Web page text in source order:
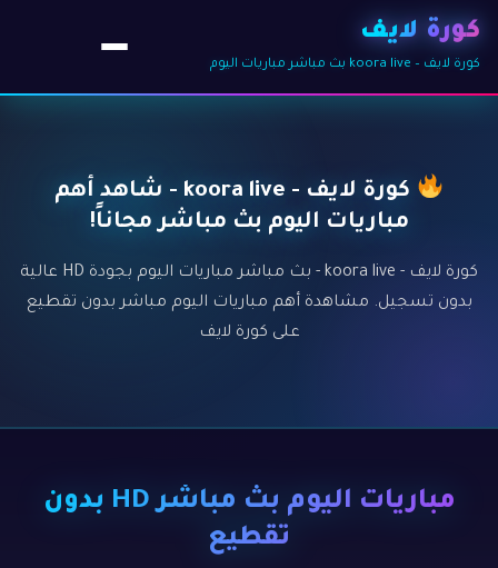
كورة لايف
كورة لايف – koora live بث مباشر مباريات اليوم
كورة لايف - koora live - شاهد أهم
مباريات اليوم بث مباشر مجاناً!
كورة لايف - koora live - بث مباشر مباريات اليوم بجودة HD عالية
بدون تسجيل. مشاهدة أهم مباريات اليوم مباشر بدون تقطيع
على كورة لايف
مباريات اليوم بث مباشر HD بدون
تقطيع